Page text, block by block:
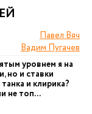
Павел Вяч
Вадим Пугачев
уровнем я на
но и ставки
и клирика?
не топ...